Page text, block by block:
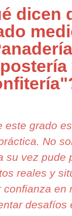
dicen
este grado
No
su vez pude
reales y
confianza en
desafíos